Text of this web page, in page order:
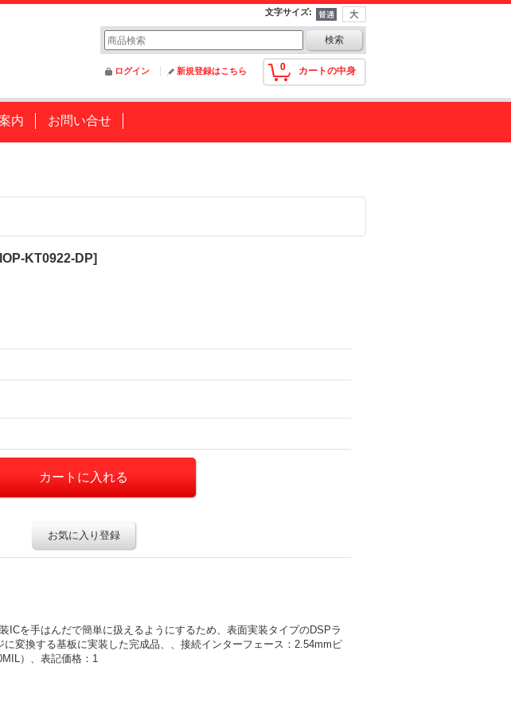
文字サイズ:
0 カートの中身
ログイン 新規登録はこちら
内 お問い合せ
IOP-KT0922-DP]
お気に入り登録
を手はんだで簡単に扱えるようにするため、表面実装タイプのDSPラ
に変換する基板に実装した完成品、、接続インターフェース：2.54mmピ
）、表記価格：1